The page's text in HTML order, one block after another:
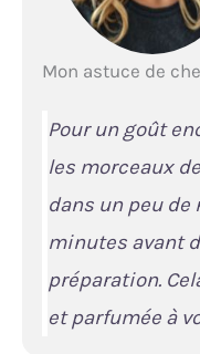
Mon astuce de
Pour un goût
les morceaux
dans un peu
minutes avant
préparation.
et parfumée à